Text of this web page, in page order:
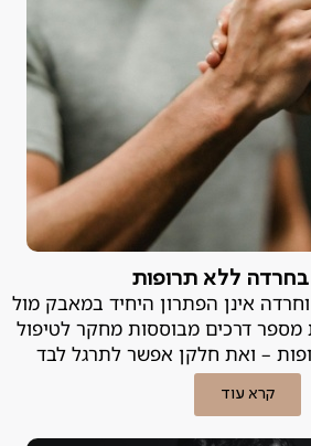
בחרדה ללא תרופות
וחרדה אינן הפתרון היחיד במאבק מול
דרכים מבוססות מחקר לטיפול
– ואת חלקן אפשר לתרגל לבד
פרטי מסביר.
קרא עוד